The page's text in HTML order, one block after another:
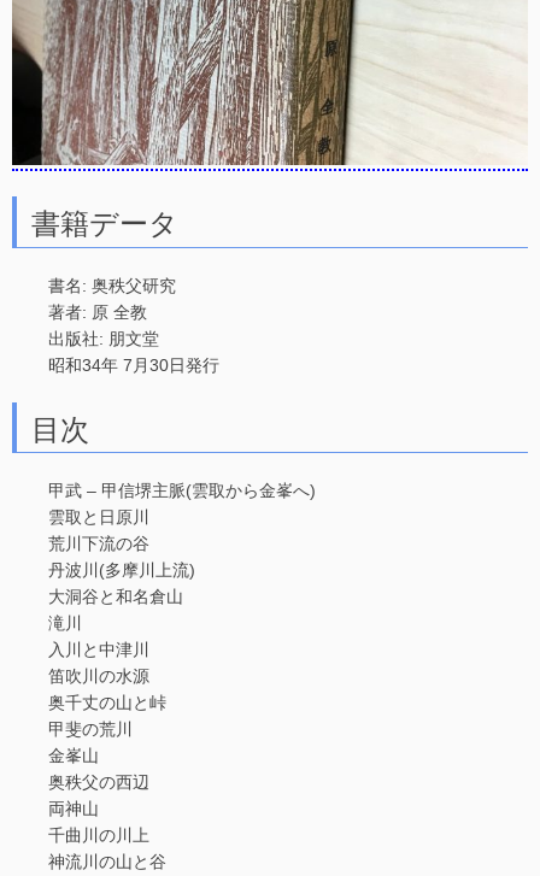
書籍データ
書名: 奥秩父研究
著者: 原 全教
出版社: 朋文堂
昭和34年 7月30日発行
目次
甲武 – 甲信堺主脈(雲取から金峯へ)
雲取と日原川
荒川下流の谷
丹波川(多摩川上流)
大洞谷と和名倉山
滝川
入川と中津川
笛吹川の水源
奥千丈の山と峠
甲斐の荒川
金峯山
奥秩父の西辺
両神山
千曲川の川上
神流川の山と谷